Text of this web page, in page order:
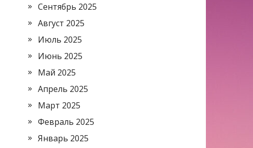
Сентябрь 2025
Август 2025
Июль 2025
Июнь 2025
Май 2025
Апрель 2025
Март 2025
Февраль 2025
Январь 2025